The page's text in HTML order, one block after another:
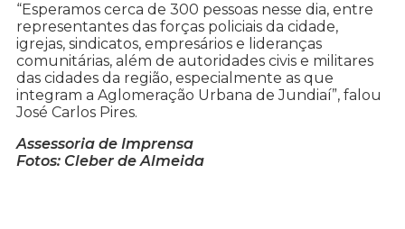
“Esperamos cerca de 300 pessoas nesse dia, entre
representantes das forças policiais da cidade,
igrejas, sindicatos, empresários e lideranças
comunitárias, além de autoridades civis e militares
das cidades da região, especialmente as que
integram a Aglomeração Urbana de Jundiaí”, falou
José Carlos Pires.
Assessoria de Imprensa
Fotos: Cleber de Almeida